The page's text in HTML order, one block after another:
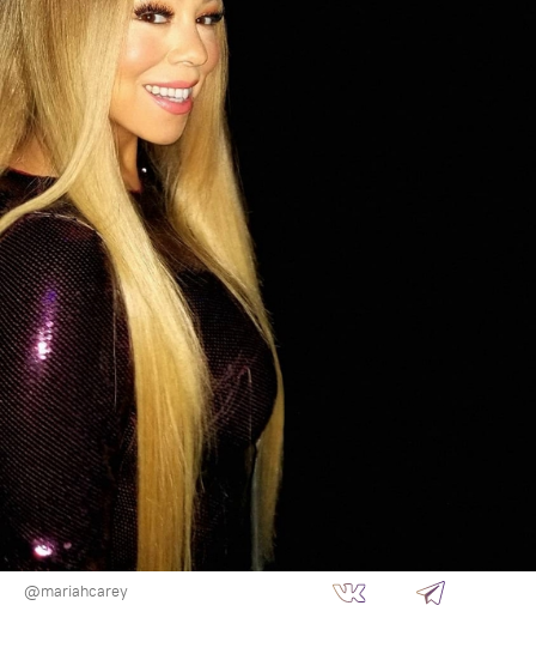
@mariahcarey